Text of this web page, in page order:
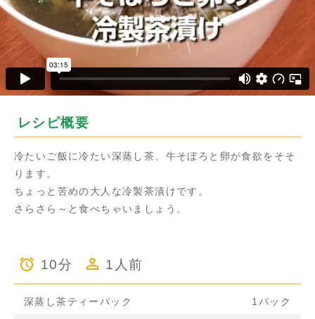
レシピ概要
冷たいご飯に冷たい深蒸し茶、牛そぼろと卵が食欲をそそ
ります。
ちょっと苦めの大人な冷製茶漬けです。
さらさら～と食べちゃいましょう。
10分 1人前
深蒸し茶ティーパック 1パック